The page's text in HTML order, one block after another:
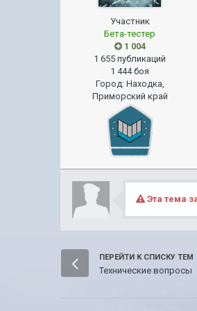
Участник
Бета-тестер
1 004
1 655 публикаций
1 444 боя
Город: Находка,
Приморский край
Эта тема
ПЕРЕЙТИ К СПИСКУ ТЕМ
Технические вопросы